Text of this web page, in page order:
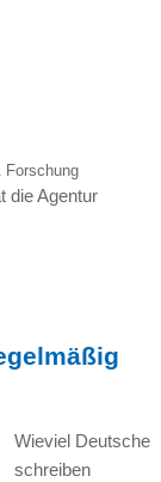
Forschung
die Agentur
Wieviel Deutsche
schreiben